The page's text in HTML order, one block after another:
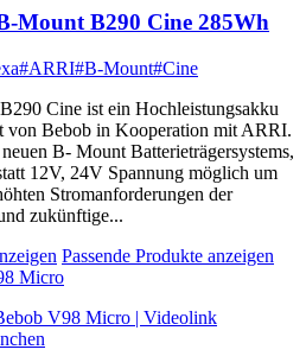
Mount B290 Cine 285Wh
#ARRI#B-Mount#Cine
Cine ist ein Hochleistungsakku
von Bebob in Kooperation mit ARRI.
B- Mount Batterieträgersystems,
12V, 24V Spannung möglich um
Stromanforderungen der
zukünftige...
Passende Produkte anzeigen
Micro